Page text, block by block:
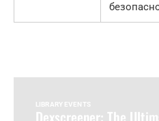
LIBRARY EVENTS
Dexscreener: The